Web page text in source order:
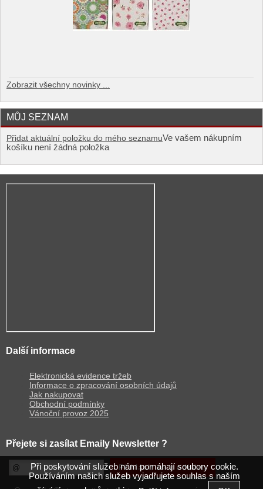
Zobrazit všechny novinky ...
MŮJ SEZNAM
Přidat aktuální položku do mého seznamuVe vašem nákupním
košíku není žádná položka
Další informace
Elektronická evidence tržeb
Informace o zpracování osobních údajů
Jak nakupovat
Obchodní podmínky
Vánoční provoz 2025
Přejete si zasílat Emaily Newsletter ?
Při poskytování služeb nám pomáhají soubory cookie.
Používáním našich služeb vyjadřujete souhlas s naším